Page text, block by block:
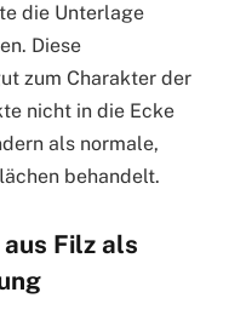
die Unterlage
Diese
zum Charakter der
nicht in die Ecke
als normale,
behandelt.
Filz als